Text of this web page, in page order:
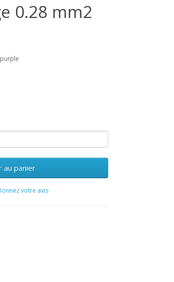
0.28 mm2
au panier
votre avis